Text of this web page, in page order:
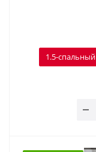
1.5-спальный